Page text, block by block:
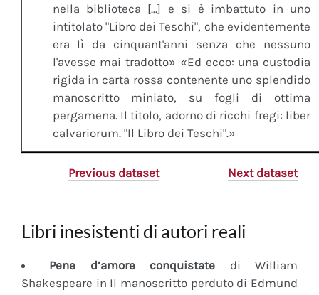
nella biblioteca [...] e si è imbattuto in uno
intitolato "Libro dei Teschi", che evidentemente
era lì da cinquant'anni senza che nessuno
l'avesse mai tradotto» «Ed ecco: una custodia
rigida in carta rossa contenente uno splendido
manoscritto miniato, su fogli di ottima
pergamena. Il titolo, adorno di ricchi fregi: liber
calvariorum. "Il Libro dei Teschi".»
Previous dataset Next dataset
Libri inesistenti di autori reali
Pene d’amore conquistate di William
Shakespeare in Il manoscritto perduto di Edmund